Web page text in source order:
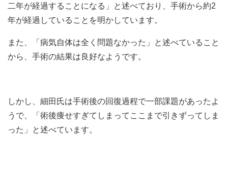
二年が経過することになる」と述べており、手術から約2
年が経過していることを明かしています。
また、「病気自体は全く問題なかった」と述べていること
から、手術の結果は良好なようです。
しかし、細田氏は手術後の回復過程で一部課題があったよ
うで、「術後痩せすぎてしまってここまで引きずってしま
った」と述べています。